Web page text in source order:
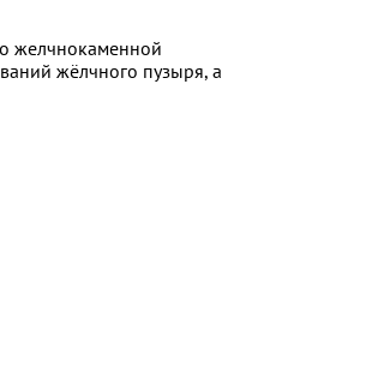
желчнокаменной
жёлчного пузыря, а